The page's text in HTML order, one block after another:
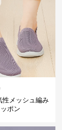
性メッシュ編み
ポン